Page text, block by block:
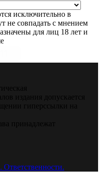
исключительно в
не совпадать с мнением
для лиц 18 лет и
издания допускается
гиперссылки на
принадлежат
Ответственности.